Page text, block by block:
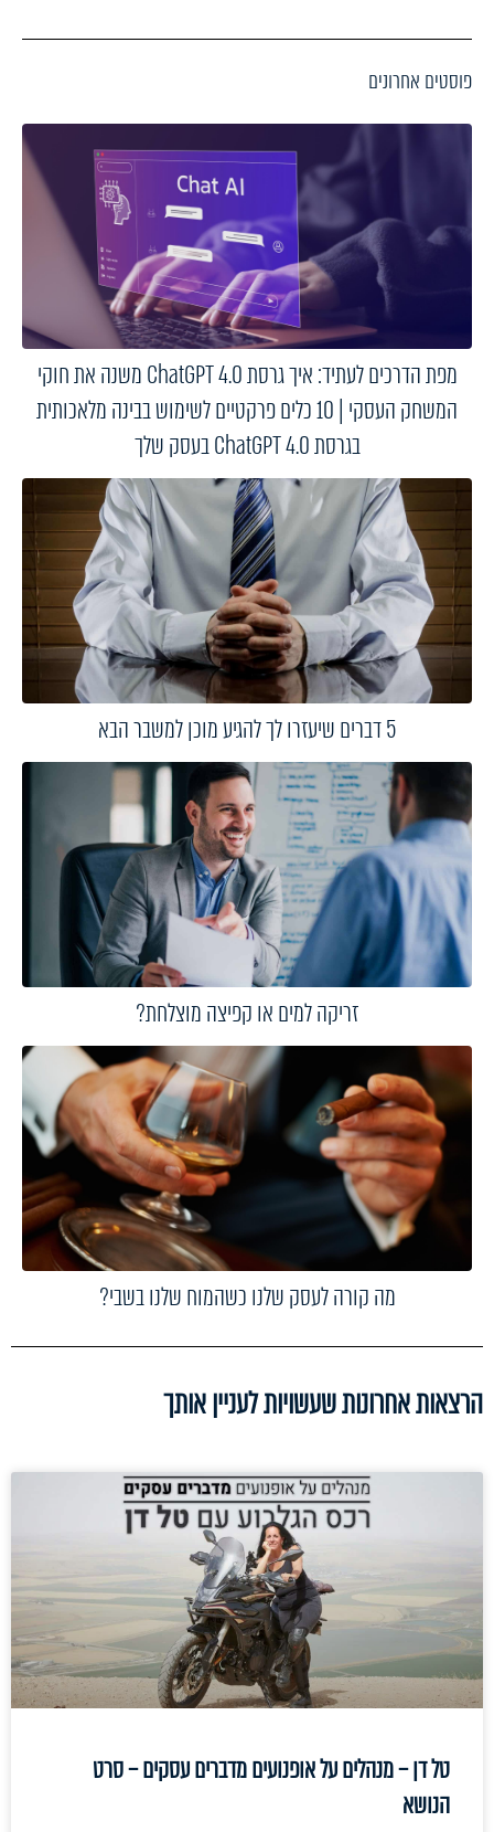
פוסטים אחרונים
מפת הדרכים לעתיד: איך גרסת ChatGPT 4.0 משנה את חוקי
המשחק העסקי | 10 כלים פרקטיים לשימוש בבינה מלאכותית
בגרסת ChatGPT 4.0 בעסק שלך
5 דברים שיעזרו לך להגיע מוכן למשבר הבא
זריקה למים או קפיצה מוצלחת?
מה קורה לעסק שלנו כשהמוח שלנו בשבי?
הרצאות אחרונות שעשויות לעניין אותך
טל דן – מנהלים על אופנועים מדברים עסקים – סרט
הנושא